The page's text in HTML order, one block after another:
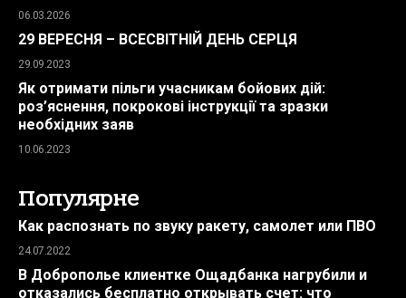
06.03.2026
29 ВЕРЕСНЯ – ВСЕСВІТНІЙ ДЕНЬ СЕРЦЯ
29.09.2023
Як отримати пільги учасникам бойових дій:
роз’яснення, покрокові інструкції та зразки
необхідних заяв
10.06.2023
Популярне
Как распознать по звуку ракету, самолет или ПВО
24.07.2022
В Доброполье клиентке Ощадбанка нагрубили и
отказались бесплатно открывать счет: что